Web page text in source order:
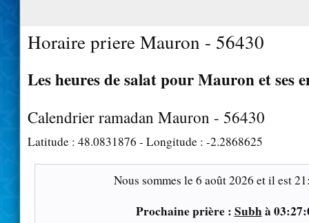
Horaire priere Mauron - 56430
Les heures de salat pour Mauron et ses
Calendrier ramadan Mauron - 56430
Latitude : 48.0831876 - Longitude : -2.2868625
Nous sommes le6 août 2026 et il est
Prochaine prière : Subhà